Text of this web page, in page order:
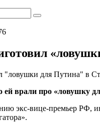
врали про «ловушку
экс-вице-премьер РФ,